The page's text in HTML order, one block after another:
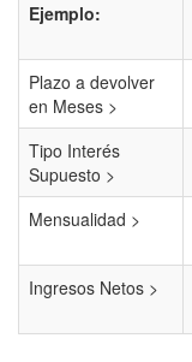
Ejemplo:
Plazo a devolver
en Meses >
Tipo Interés
Supuesto >
Mensualidad >
Ingresos Netos >